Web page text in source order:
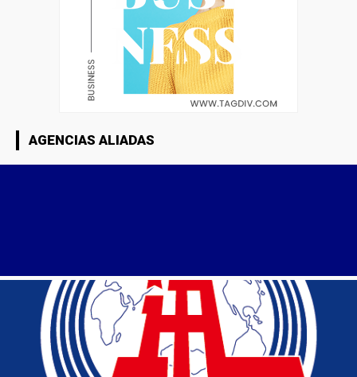
AGENCIAS ALIADAS